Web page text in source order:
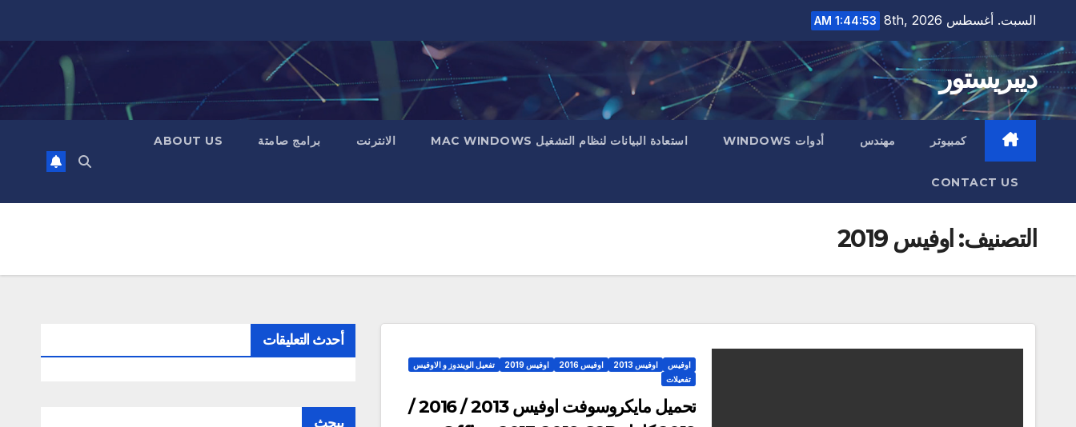
content
السبت. أغسطس 8th, 2026 1:44:54 AM
ديبريستور
كمبيوتر مهندس أدوات WINDOWS استعادة البيانات لنظام التشغيل MAC WINDOWS الانترنت برامج صامتة ABOUT US
CONTACT US
التصنيف: اوفيس 2019
اوفيس اوفيس 2013 اوفيس 2016 اوفيس 2019
تفعيل الويندوز و الاوفيس
تفعيلات
تحميل مايكروسوفت اوفيس 2013 / 2016 /
أحدث التعليقات
يبحث